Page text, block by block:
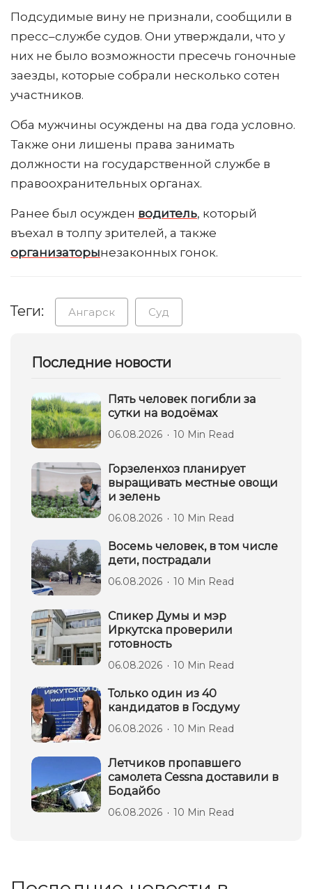
Подсудимые вину не признали, сообщили в
пресс–службе судов. Они утверждали, что у
них не было возможности пресечь гоночные
заезды, которые собрали несколько сотен
участников.
Оба мужчины осуждены на два года условно.
Также они лишены права занимать
должности на государственной службе в
правоохранительных органах.
Ранее был осужден водитель, который
въехал в толпу зрителей, а также
организаторынезаконных гонок.
Теги: Ангарск Суд
Последние новости
Пять человек погибли за
сутки на водоёмах
06.08.2026 10 Min Read
Горзеленхоз планирует
выращивать местные овощи
и зелень
06.08.2026 10 Min Read
Восемь человек, в том числе
дети, пострадали
06.08.2026 10 Min Read
Спикер Думы и мэр
Иркутска проверили
готовность
06.08.2026 10 Min Read
Только один из 40
кандидатов в Госдуму
06.08.2026 10 Min Read
Летчиков пропавшего
самолета Cessna доставили в
Бодайбо
06.08.2026 10 Min Read